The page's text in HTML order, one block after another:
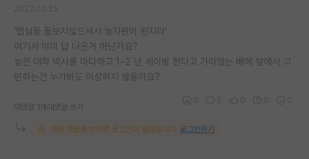
'랩실을 돌보지않으셔서 놀자판이 된지라'
여기서 이미 답 나온거 아닌가요?
높은 대학 박사를 마다하고 1~2 년 세이빙 한다고 가라앉는 배에 앞에서 고
민하는건 누가봐도 이상하지 않을까요?
대댓글 1개 대댓글 쓰기
해당 댓글을 보려면 로그인이 필요합니다. 로그인하기